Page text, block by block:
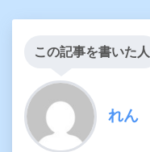
この記事を書いた人
れん